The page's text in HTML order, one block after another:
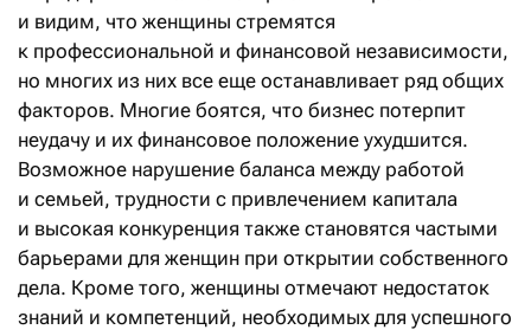
и видим, что женщины стремятся
к профессиональной и финансовой независимости,
но многих из них все еще останавливает ряд общих
факторов. Многие боятся, что бизнес потерпит
неудачу и их финансовое положение ухудшится.
Возможное нарушение баланса между работой
и семьей, трудности с привлечением капитала
и высокая конкуренция также становятся частыми
барьерами для женщин при открытии собственного
дела. Кроме того, женщины отмечают недостаток
знаний и компетенций, необходимых для успешного